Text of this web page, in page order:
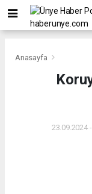
Anasayfa
23.09.2024